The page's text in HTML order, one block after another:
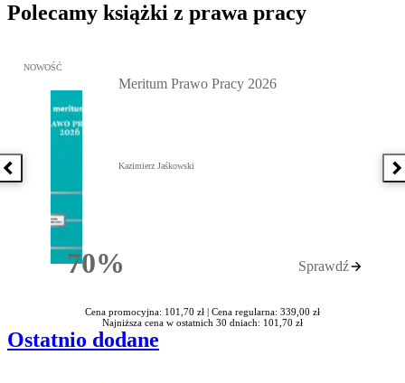
Polecamy książki z prawa pracy
Poprzednia książka
Przejdź do: Meritum Prawo Pracy 2026, Kazimierz Jaśkowski -
NOWOŚĆ
70%Rabatu
Meritum Prawo Pracy 2026
Kazimierz Jaśkowski
Sprawdź
Cena promocyjna: 101,70 zł | Cena regularna: 339,00 zł
Najniższa cena w ostatnich 30 dniach: 101,70 zł
Ostatnio dodane